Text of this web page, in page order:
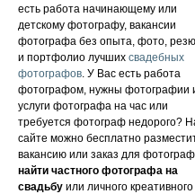
есть работа начинающему или
детскому фотографу, вакансии
фотографа без опыта, фото,
и портфолио лучших свадебных
фотографов. У Вас есть работа
фотографом, нужны фотографии
услуги фотографа на час или
требуется фотограф недорого?
сайте можно бесплатно
вакансию или заказ для
найти частного фотографа на
свадьбу или личного креативного